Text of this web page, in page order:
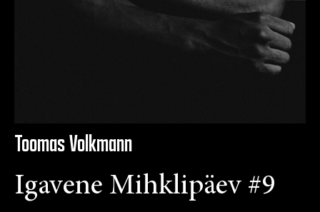
Toomas Volkmann
Igavene Mihklipäev #9